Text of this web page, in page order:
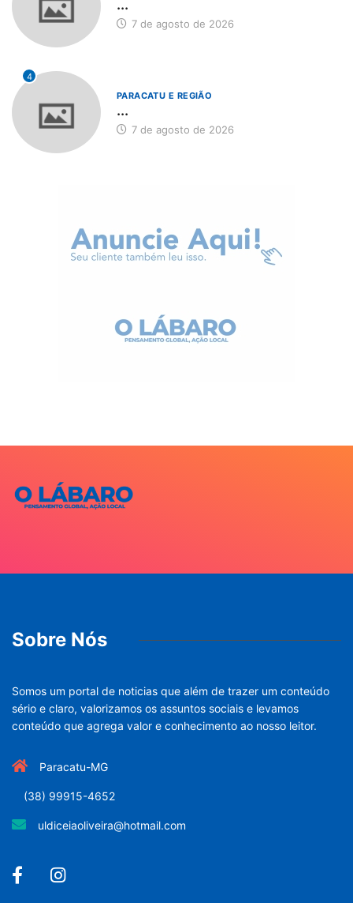
...
7 de agosto de 2026
4
PARACATU E REGIÃO
...
7 de agosto de 2026
Sobre Nós
Somos um portal de noticias que além de trazer um conteúdo
sério e claro, valorizamos os assuntos sociais e levamos
conteúdo que agrega valor e conhecimento ao nosso leitor.
Paracatu-MG
(38) 99915-4652
uldiceiaoliveira@hotmail.com